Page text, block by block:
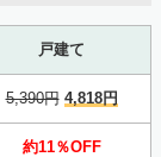
戸建て
5,390円 4,818円
約11％OFF